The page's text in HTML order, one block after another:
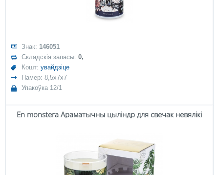
Знак: 146051
Складскія запасы:0,
Кошт:увайдзіце
Памер: 8,5x7x7
Упакоўка 12/1
En monstera Араматычны цыліндр для свечак невялікі